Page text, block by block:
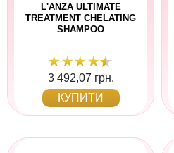
L'ANZA ULTIMATE
TREATMENT CHELATING
SHAMPOO
3 492,07 грн.
КУПИТИ